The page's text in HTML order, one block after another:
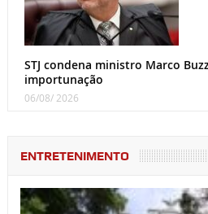
STJ condena ministro Marco
importunação
06/08/ 2026
ENTRETENIMENTO